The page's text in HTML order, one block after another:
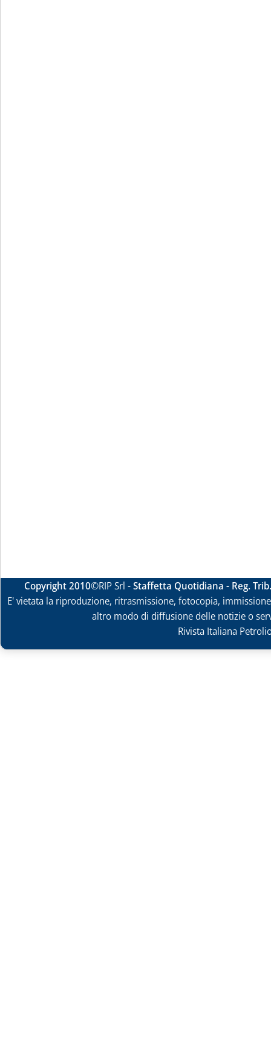
Copyright 2010©RIP Srl -Staffetta Quotidiana - Reg.
E' vietata la riproduzione, ritrasmissione, fotocopia,
altro modo di diffusione delle notizie o
Rivista Italiana